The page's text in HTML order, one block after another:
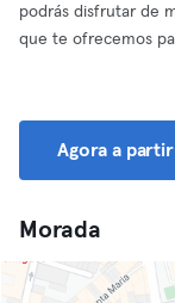
podrás disfrutar de
que te ofrecemos
Agora a
Morada